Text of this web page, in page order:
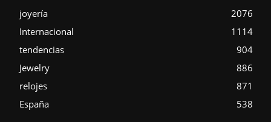
joyería
2076
Internacional
1114
tendencias
904
Jewelry
886
relojes
871
España
538